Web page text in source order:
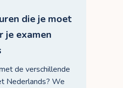
die je moet
je examen
de verschillende
Nederlands? We